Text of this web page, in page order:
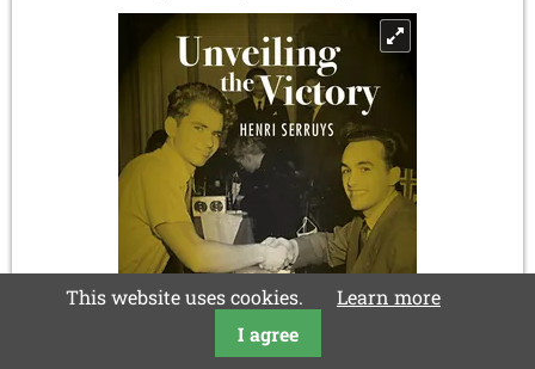
This website uses cookies.
Learn more
I agree